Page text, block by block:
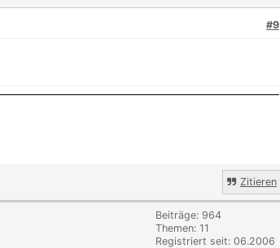
#9
Zitieren
Beiträge: 964
Themen: 11
Registriert seit: 06.2006